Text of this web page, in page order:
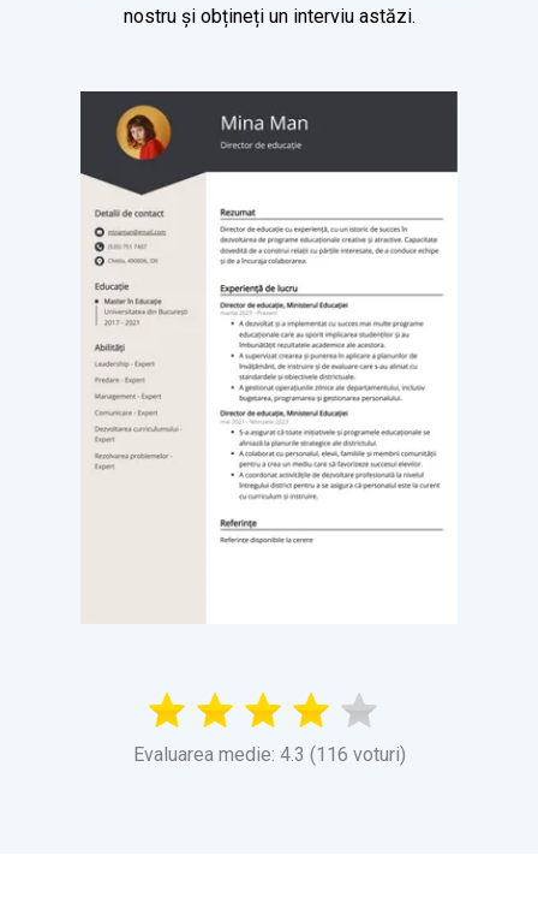
nostru și obțineți un interviu astăzi.
Evaluarea medie: 4.3 (116 voturi)